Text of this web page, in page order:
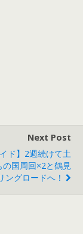
Next Post
イド】2週続けて土
の国周回×2と鶴見
ングロードへ！